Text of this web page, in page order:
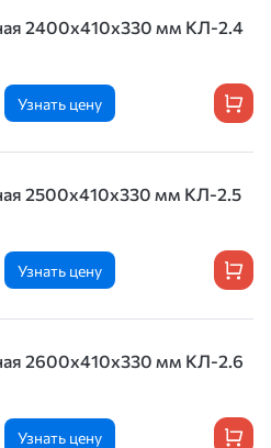
2400х410х330 мм КЛ-2.4
Узнать цену
2500х410х330 мм КЛ-2.5
Узнать цену
2600х410х330 мм КЛ-2.6
Узнать цену